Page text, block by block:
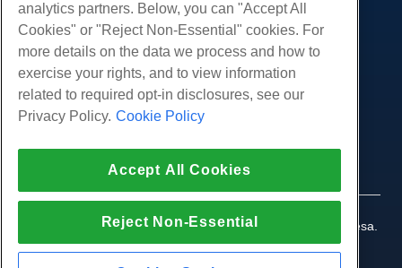
Hospedagem na web
Hospedagem Empresarial
Revendedor com etiqueta em branco
Linux gerenciado VPS
Windows não gerenciado VPS
Servidores de nuvem
Balanceadores de carga
Armazenamento em Bloco
Serviços
Migrações de sites
Comunidade
Documentação do Produto
Tutoriais
Companhia
Sobre nós
Contate-Nos
pressione
Programa de Afiliados
Aplicação da lei
Acordo de Afiliado
Apoio, suporte
Conversar ao vivo conosco
Abra um bilhete de suporte
© 2010-2026 Hostwinds, uma HostPapa Inc. empresa.
analytics partners. Below, you can "Accept All
Cookies" or "Reject Non-Essential" cookies. For
more details on the data we process and how to
exercise your rights, and to view information
related to required opt-in disclosures, see our
Privacy Policy. Cookie Policy
Accept All Cookies
Reject Non-Essential